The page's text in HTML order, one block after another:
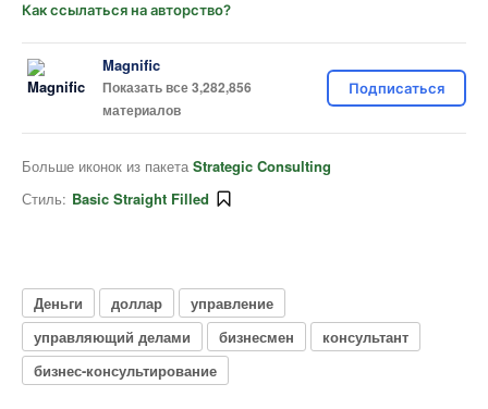
Как ссылаться на авторство?
Magnific
Показать все 3,282,856
материалов
Подписаться
Больше иконок из пакета Strategic Consulting
Стиль: Basic Straight Filled
Деньги доллар
управление
управляющий делами
бизнесмен
консультант
бизнес-консультирование